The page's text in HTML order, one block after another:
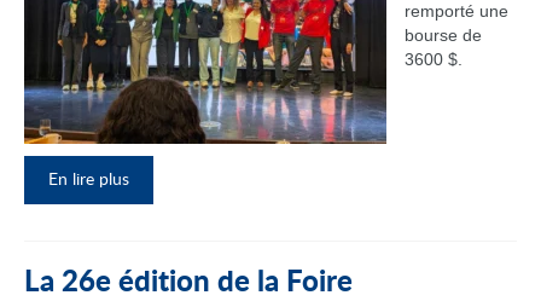
remporté une
bourse de
3600 $.
En lire plus
La 26e édition de la Foire